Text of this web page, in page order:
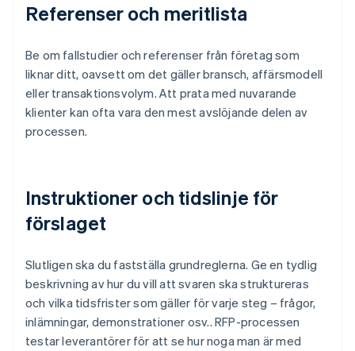
Referenser och meritlista
Be om fallstudier och referenser från företag som
liknar ditt, oavsett om det gäller bransch, affärsmodell
eller transaktionsvolym. Att prata med nuvarande
klienter kan ofta vara den mest avslöjande delen av
processen.
Instruktioner och tidslinje för
förslaget
Slutligen ska du fastställa grundreglerna. Ge en tydlig
beskrivning av hur du vill att svaren ska struktureras
och vilka tidsfrister som gäller för varje steg – frågor,
inlämningar, demonstrationer osv.. RFP-processen
testar leverantörer för att se hur noga man är med